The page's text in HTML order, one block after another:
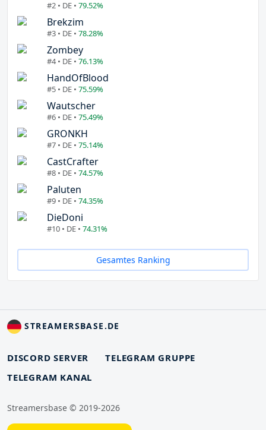
#2 • DE • 79.52%
Brekzim
#3 • DE • 78.28%
Zombey
#4 • DE • 76.13%
HandOfBlood
#5 • DE • 75.59%
Wautscher
#6 • DE • 75.49%
GRONKH
#7 • DE • 75.14%
CastCrafter
#8 • DE • 74.57%
Paluten
#9 • DE • 74.35%
DieDoni
#10 • DE • 74.31%
Gesamtes Ranking
STREAMERSBASE.DE
DISCORD SERVER
TELEGRAM GRUPPE
TELEGRAM KANAL
Streamersbase © 2019-2026